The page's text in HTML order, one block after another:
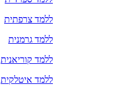
ללמד צרפתית
ללמד גרמנית
ללמד קוריאנית
ללמד איטלקית